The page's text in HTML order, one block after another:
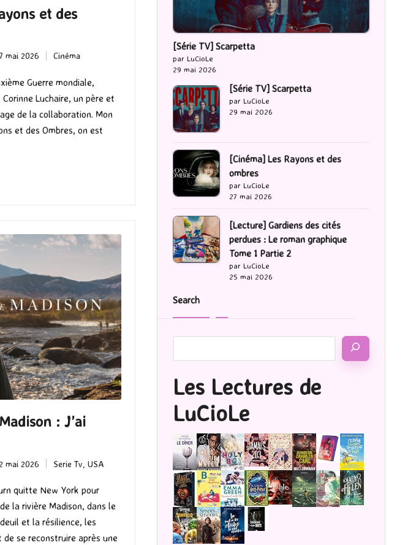
et des
mai 2026
Posted
Cinéma
Guerre mondiale,
Luchaire, un père et
de la collaboration. Mon
et des Ombres, on est
: J’ai
mai 2026
Posted
Serie Tv ,USA
quitte New York pour
la rivière Madison, dans le
et la résilience, les
se reconstruire après une
[Série TV] Scarpetta
par LuCioLe
29 mai 2026
[Série TV] Scarpetta
par LuCioLe
29 mai 2026
[Cinéma] Les Rayons et des
ombres
par LuCioLe
27 mai 2026
[Lecture] Gardiens des cités
perdues : Le roman graphique
Tome 1 Partie 2
par LuCioLe
25 mai 2026
Search
Les Lectures de
LuCioLe